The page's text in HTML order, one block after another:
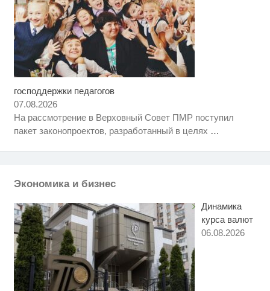
господдержки педагогов
07.08.2026
На рассмотрение в Верховный Совет ПМР поступил
пакет законопроектов, разработанный в целях …
Экономика и бизнес
Динамика
курса валют
06.08.2026
Ролик длится несколько секунд,
Смолов призвал российских
футболистов покинуть страну